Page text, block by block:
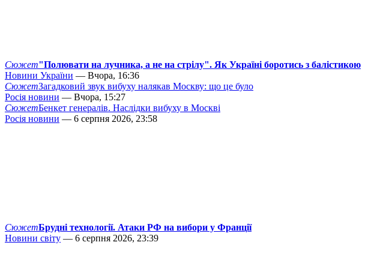
Сюжет"Полювати на лучника, а не на стрілу". Як Україні боротись з балістикою
Новини України — Вчора, 16:36
СюжетЗагадковий звук вибуху налякав Москву: що це було
Росія новини — Вчора, 15:27
СюжетБенкет генералів. Наслідки вибуху в Москві
Росія новини — 6 серпня 2026, 23:58
СюжетБрудні технології. Атаки РФ на вибори у Франції
Новини світу — 6 серпня 2026, 23:39